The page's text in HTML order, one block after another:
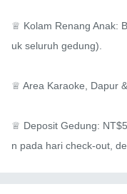
♕ Kolam Renang Anak:
uk seluruh gedung).
♕ Area Karaoke, Dapur
♕ Deposit Gedung:
n pada hari check-out,